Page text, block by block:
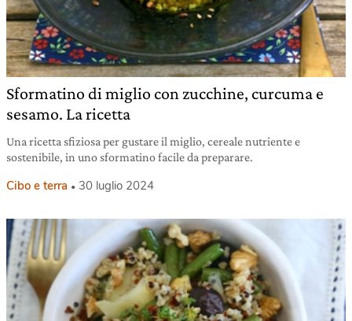
Sformatino di miglio con zucchine, curcuma e
sesamo. La ricetta
Una ricetta sfiziosa per gustare il miglio, cereale nutriente e
sostenibile, in uno sformatino facile da preparare.
Cibo e terra 30 luglio 2024